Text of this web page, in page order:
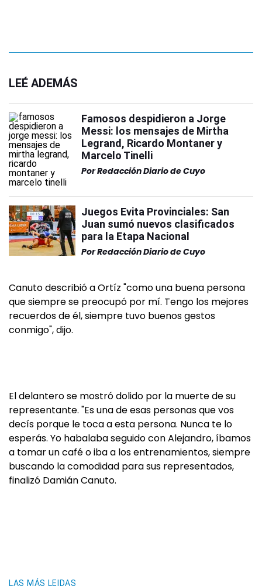
LEÉ ADEMÁS
Famosos despidieron a Jorge
Messi: los mensajes de Mirtha
Legrand, Ricardo Montaner y
Marcelo Tinelli
PorRedacción Diario de Cuyo
Juegos Evita Provinciales: San
Juan sumó nuevos clasificados
para la Etapa Nacional
PorRedacción Diario de Cuyo
Canuto describió a Ortíz "como una buena persona
que siempre se preocupó por mí. Tengo los mejores
recuerdos de él, siempre tuvo buenos gestos
conmigo", dijo.
El delantero se mostró dolido por la muerte de su
representante. "Es una de esas personas que vos
decís porque le toca a esta persona. Nunca te lo
esperás. Yo habalaba seguido con Alejandro, íbamos
a tomar un café o iba a los entrenamientos, siempre
buscando la comodidad para sus representados,
finalizó Damián Canuto.
LAS MÁS LEIDAS